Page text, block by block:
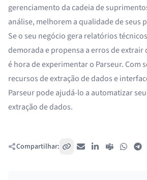
gerenciamento da cadeia de
análise, melhorem a qualidade de seus
Se o seu negócio gera relatórios
demorada e propensa a erros de extrair
é hora de experimentar o Parseur. Com
recursos de extração de dados e
Parseur pode ajudá-lo a automatizar
extração de dados.
Compartilhar: Copiar link
E-mail LinkedIn
Teams